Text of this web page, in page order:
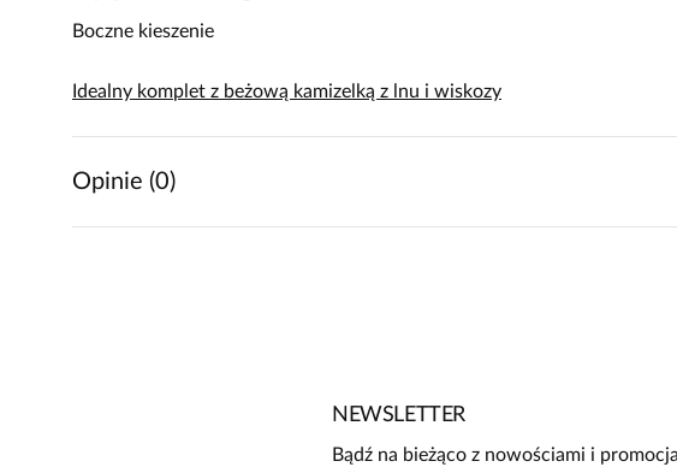
Boczne kieszenie
Idealny komplet z beżową kamizelką z lnu i wiskozy
Opinie (0)
NEWSLETTER
Bądź na bieżąco z nowościami i